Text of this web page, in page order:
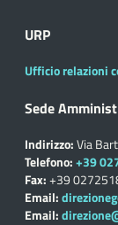
URP
Ufficio relazioni
Sede
Indirizzo:Via
Telefono:+39
Fax:+39
Email:
Email: